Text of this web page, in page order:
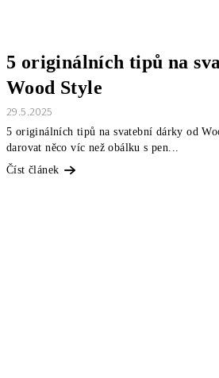
5 originálních tipů na
Wood Style
29.5.2025
5 originálních tipů na svatební dárky od
darovat něco víc než obálku s pen...
Číst článek